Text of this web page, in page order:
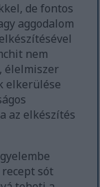
de fontos
aggodalom
nem
élelmiszer
elkerülése
az elkészítés
sót